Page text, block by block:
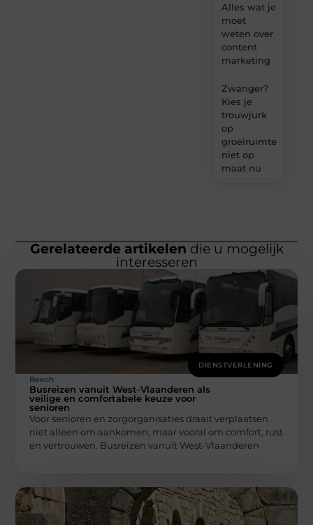
Alles wat je
moet
weten over
content
marketing
Zwanger?
Kies je
trouwjurk
op
groeiruimte,
niet op
maat nu
Gerelateerde artikelen die u mogelijk
interesseren
DIENSTVERLENING
Beech
Busreizen vanuit West-Vlaanderen als
veilige en comfortabele keuze voor
senioren
Voor senioren en zorgorganisaties draait verplaatsen
niet alleen om aankomen, maar vooral om comfort, rust
en vertrouwen. Busreizen vanuit West-Vlaanderen